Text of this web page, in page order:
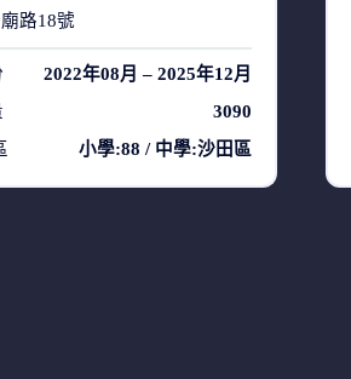
路18號
2022年08月 – 2025年12月
3090
小學:88 / 中學:沙田區